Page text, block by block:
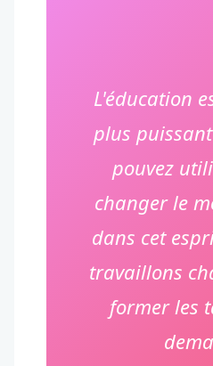
L'éducation
plus
pouvez
changer le
dans cet
travaillons
former les